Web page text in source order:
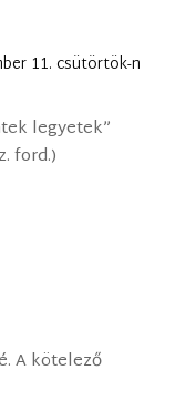
11. csütörtök-n
legyetek”
ford.)
A kötelező